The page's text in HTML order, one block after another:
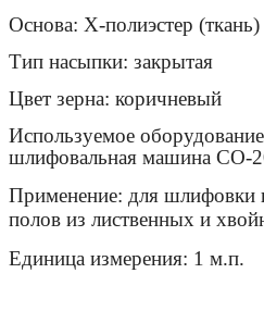
Основа: Х-полиэстер (ткань)
Тип насыпки: закрытая
Цвет зерна: коричневый
Используемое
шлифовальная машина СО-
Применение: для шлифовки
полов из лиственных и
Единица измерения: 1 м.п.